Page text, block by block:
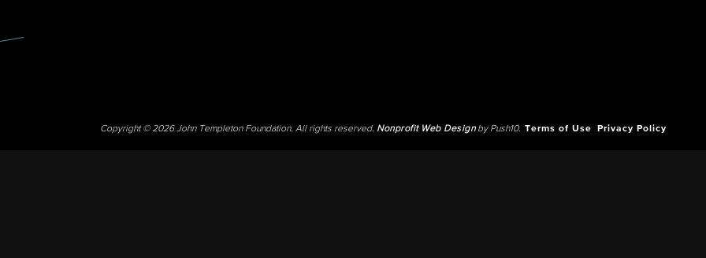
Copyright © 2026 John Templeton Foundation. All rights reserved. Nonprofit Web Designby Push10. Terms of Use Privacy Policy